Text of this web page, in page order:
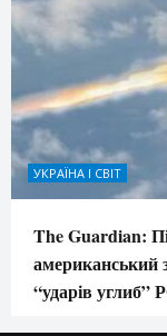
УКРАЇНА І СВІТ
The Guardian:
американський
“ударів углиб”